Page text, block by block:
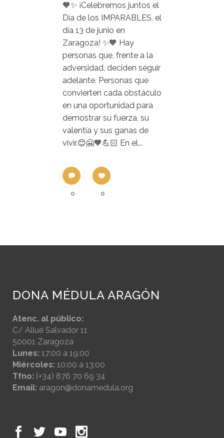
🧡✨ ¡Celebremos juntos el
Día de los IMPARABLES, el
día 13 de junio en
Zaragoza! ✨🧡 Hay
personas que, frente a la
adversidad, deciden seguir
adelante. Personas que
convierten cada obstáculo
en una oportunidad para
demostrar su fuerza, su
valentía y sus ganas de
vivir.😊🤗🧡💪🏻 En el...
0 0
DONA MÉDULA ARAGÓN
Atenc. al público:
C/ Allué Salvador 11
50001 Zaragoza
Lunes: 17:00 a 19:00
Miércoles: 10:00 a 13:00
Tfno: (+34) 876 70 69 34
Email: aragon@donamedula.org